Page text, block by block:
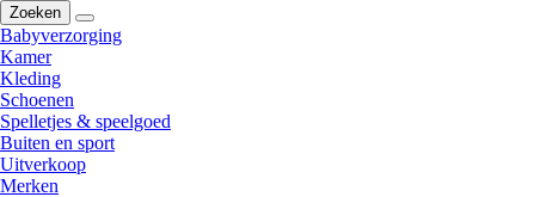
Zoeken
Babyverzorging
Kamer
Kleding
Schoenen
Spelletjes & speelgoed
Buiten en sport
Uitverkoop
Merken